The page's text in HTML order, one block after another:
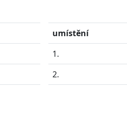
umístění
1.
2.